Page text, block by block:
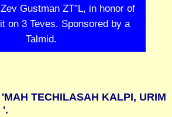
Gustman ZT"L, in honor of
on 3 Teves. Sponsored by a
Talmid.
TECHILASAH KALPI, URIM
'.